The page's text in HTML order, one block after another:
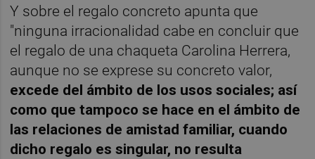
Y sobre el regalo concreto apunta que
"ninguna irracionalidad cabe en concluir que
el regalo de una chaqueta Carolina Herrera,
aunque no se exprese su concreto valor,
excede del ámbito de los usos sociales; así
como que tampoco se hace en el ámbito de
las relaciones de amistad familiar, cuando
dicho regalo es singular, no resulta